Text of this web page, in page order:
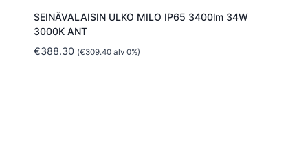
SEINÄVALAISIN ULKO MILO IP65 3400lm 34W
3000K ANT
€388.30 (€309.40alv 0%)